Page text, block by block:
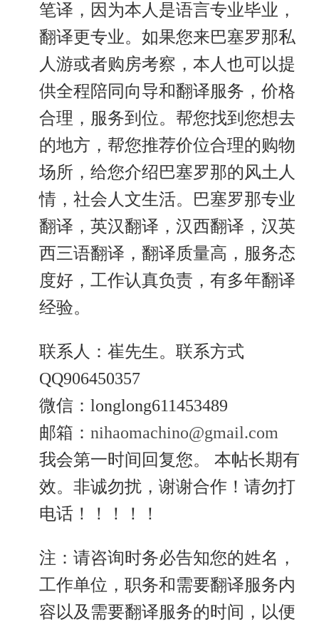
笔译，因为本人是语言专业毕业，
翻译更专业。如果您来巴塞罗那私
人游或者购房考察，本人也可以提
供全程陪同向导和翻译服务，价格
合理，服务到位。帮您找到您想去
的地方，帮您推荐价位合理的购物
场所，给您介绍巴塞罗那的风土人
情，社会人文生活。巴塞罗那专业
翻译，英汉翻译，汉西翻译，汉英
西三语翻译，翻译质量高，服务态
度好，工作认真负责，有多年翻译
经验。
联系人：崔先生。联系方式
QQ906450357
微信：longlong611453489
邮箱： nihaomachino@gmail.com
我会第一时间回复您。 本帖长期有
效。非诚勿扰，谢谢合作！请勿打
电话！！！！！
注：请咨询时务必告知您的姓名，
工作单位，职务和需要翻译服务内
容以及需要翻译服务的时间，以便